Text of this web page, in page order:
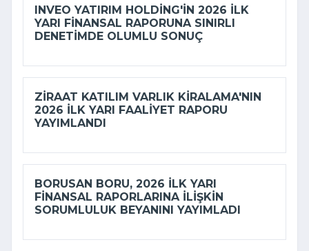
INVEO YATIRIM HOLDING'IN 2026 ILK
YARI FINANSAL RAPORUNA SINIRLI
DENETIMDE OLUMLU SONUÇ
ZIRAAT KATILIM VARLIK KIRALAMA'NIN
2026 ILK YARI FAALIYET RAPORU
YAYIMLANDI
BORUSAN BORU, 2026 ILK YARI
FINANSAL RAPORLARINA ILIŞKIN
SORUMLULUK BEYANINI YAYIMLADI